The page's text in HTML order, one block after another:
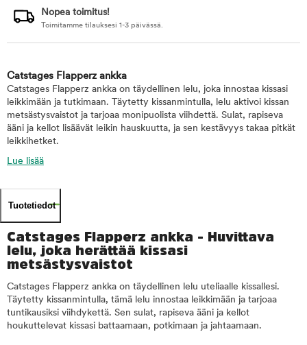
Nopea toimitus!
Toimitamme tilauksesi 1-3 päivässä.
Catstages Flapperz ankka
Catstages Flapperz ankka on täydellinen lelu, joka innostaa kissasi
leikkimään ja tutkimaan. Täytetty kissanmintulla, lelu aktivoi kissan
metsästysvaistot ja tarjoaa monipuolista viihdettä. Sulat, rapiseva
ääni ja kellot lisäävät leikin hauskuutta, ja sen kestävyys takaa pitkät
leikkihetket.
Lue lisää
Tuotetiedot
Catstages Flapperz ankka - Huvittava
lelu, joka herättää kissasi
metsästysvaistot
Catstages Flapperz ankka on täydellinen lelu uteliaalle kissallesi.
Täytetty kissanmintulla, tämä lelu innostaa leikkimään ja tarjoaa
tuntikausiksi viihdykettä. Sen sulat, rapiseva ääni ja kellot
houkuttelevat kissasi battaamaan, potkimaan ja jahtaamaan.